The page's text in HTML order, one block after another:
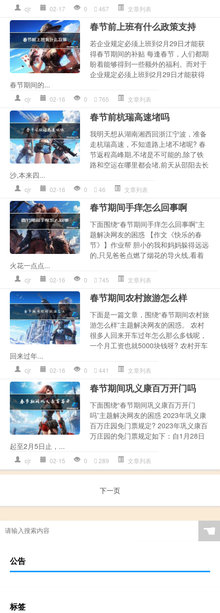
cjr 02-17 0 467 文章列表
春节前上班有什么政策支持
若企业规定必须上班到2月29日才能获
得春节期间的补贴 每逢春节，人们都期
盼着能够得到一些额外的福利。而对于
企业规定必须上班到2月29日才能获得
春节期间的...
cjr 02-16 0 765 文章列表
春节前杭瑞高速堵吗
我明天想从湖南湘西回浙江宁波，准备
走杭瑞高速，不知道路上堵不堵呢? 春
节返程高峰期,不堵是不可能的,除了铁
路和空运在哪里都会堵,前天从邵阳去长
沙,本来四...
cjr 02-16 0 46 文章列表
春节期间手痒怎么回事啊
下面围绕“春节期间手痒怎么回事啊”主
题解决网友的困惑 【作文《快乐的春
节》】作业帮 胆小的我和妈妈躲得远远
的,只见爸爸点燃了烟花的导火线,看着
火花一点点...
cjr 02-16 0 745 文章列表
春节期间农村旅游怎么样
下面是一篇文章，围绕“春节期间农村旅
游怎么样”主题解决网友的困惑。 农村
很多人回来开车过年怎么那么多钱呢，
一个月工资也就5000块钱呀? 农村开车
回来过年...
cjr 02-16 0 441 文章列表
春节期间巩义康百万开门吗
下面围绕“春节期间巩义康百万开门
吗”主题解决网友的困惑 2023年巩义康
百万庄园免门票规定? 2023年巩义康百
万庄园的免门票规定如下：自1月28日
起至2月5日止，...
cjr 02-15 0 289 文章列表
下一页
☚
公告
标签